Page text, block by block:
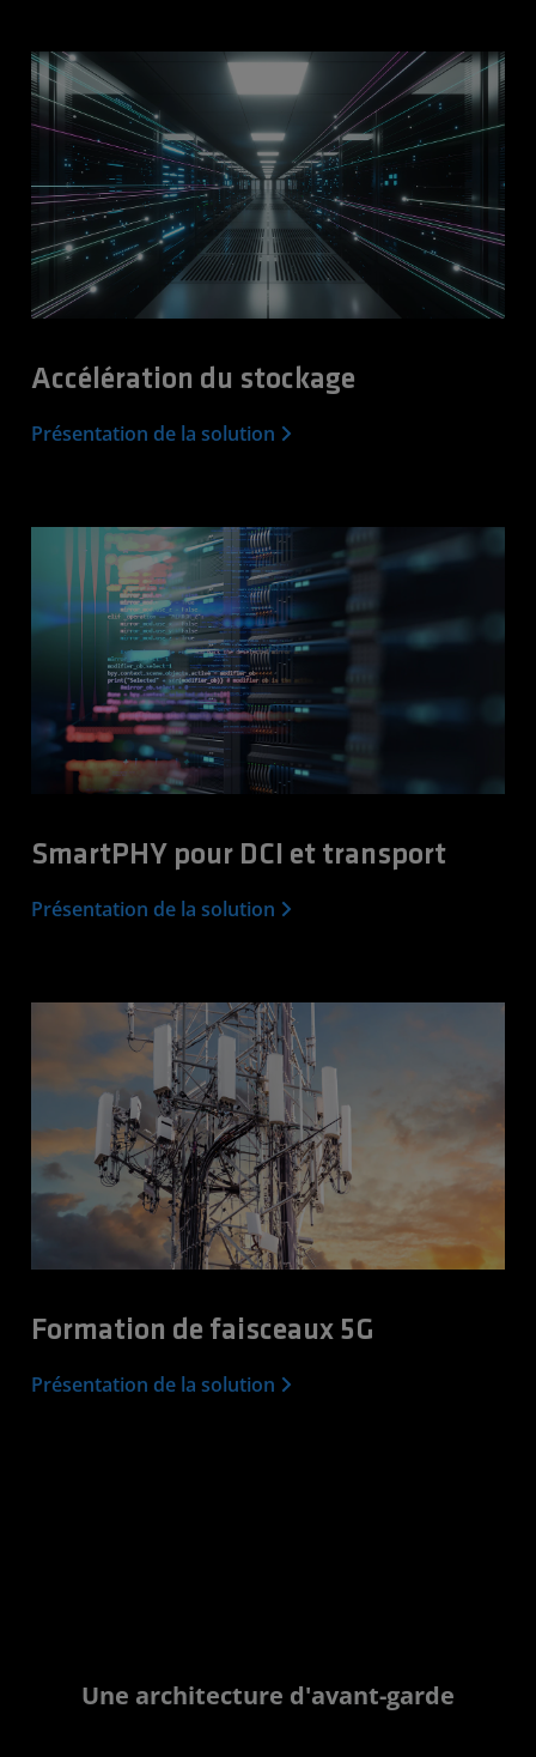
Accélération du stockage
Présentation de la solution
SmartPHY pour DCI et transport
Présentation de la solution
Formation de faisceaux 5G
Présentation de la solution
Une architecture d'avant-garde